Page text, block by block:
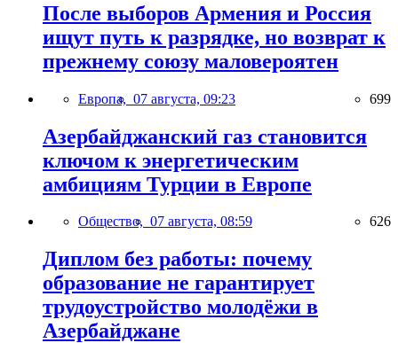
После выборов Армения и Россия
ищут путь к разрядке, но возврат к
прежнему союзу маловероятен
Европа, 07 августа, 09:23 699
Азербайджанский газ становится
ключом к энергетическим
амбициям Турции в Европе
Общество, 07 августа, 08:59 626
Диплом без работы: почему
образование не гарантирует
трудоустройство молодёжи в
Азербайджане